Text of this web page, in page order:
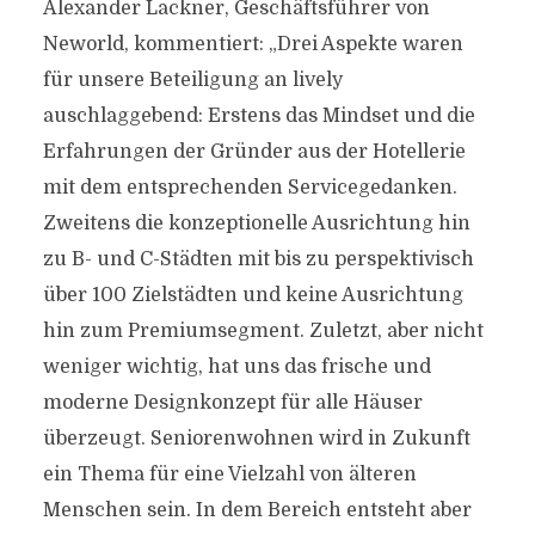
Alexander Lackner, Geschäftsführer von
Neworld, kommentiert: „Drei Aspekte waren
für unsere Beteiligung an lively
auschlaggebend: Erstens das Mindset und die
Erfahrungen der Gründer aus der Hotellerie
mit dem entsprechenden Servicegedanken.
Zweitens die konzeptionelle Ausrichtung hin
zu B- und C-Städten mit bis zu perspektivisch
über 100 Zielstädten und keine Ausrichtung
hin zum Premiumsegment. Zuletzt, aber nicht
weniger wichtig, hat uns das frische und
moderne Designkonzept für alle Häuser
überzeugt. Seniorenwohnen wird in Zukunft
ein Thema für eine Vielzahl von älteren
Menschen sein. In dem Bereich entsteht aber